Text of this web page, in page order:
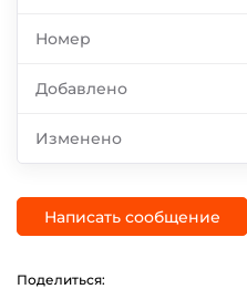
Номер
Добавлено
Изменено
Написать сообщение
Поделиться: